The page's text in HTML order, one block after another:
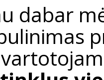
dabar